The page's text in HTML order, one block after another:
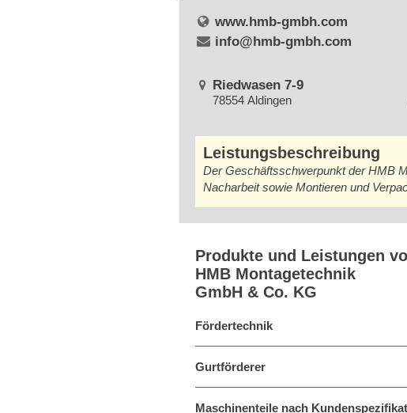
www.hmb-gmbh.com
info@hmb-gmbh.com
Riedwasen 7-9
78554 Aldingen
Leistungsbeschreibung
Der Geschäftsschwerpunkt der HMB
Nacharbeit sowie Montieren und
Produkte und Leistungen
HMB Montagetechnik
GmbH & Co. KG
Fördertechnik
Gurtförderer
Maschinenteile nach